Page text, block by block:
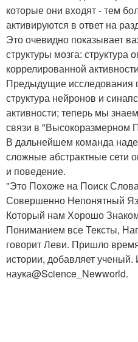
которые они входят - тем
активируются в ответ на
Это очевидно показывает
структуры мозга: структура
коррелированной
Предыдущие исследования
структура нейронов и
активности; теперь мы
связи в "Высокоразмерном
В дальнейшем команда
сложные абстрактные
и поведение.
"Это Похоже на Поиск
Совершенно Непонятный
Который нам Хорошо
Пониманием все Тексты,
говорит Леви. Пришло
истории, добавляет ученый.
наука@Science_Newworld.